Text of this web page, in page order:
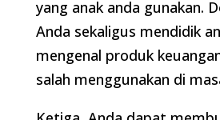
yang anak anda gunakan.
Anda sekaligus mendidik
mengenal produk
salah menggunakan di